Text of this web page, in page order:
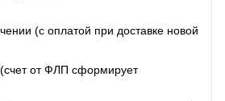
(с оплатой при доставке новой
от ФЛП сформирует